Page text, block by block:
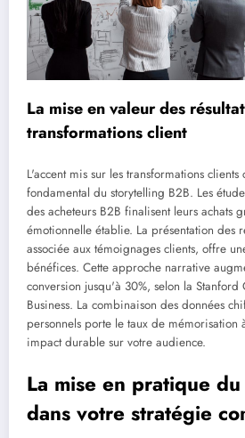
La mise en valeur des
transformations client
L'accent mis sur les transformations clients
fondamental du storytelling B2B. Les
des acheteurs B2B finalisent leurs achats
émotionnelle établie. La présentation des
associée aux témoignages clients, offre
bénéfices. Cette approche narrative
conversion jusqu'à 30%, selon la Stanford
Business. La combinaison des données
personnels porte le taux de mémorisation
impact durable sur votre audience.
La mise en pratique
dans votre stratégie